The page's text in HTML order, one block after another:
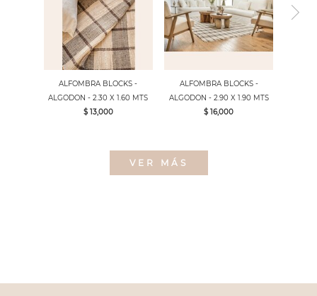
ALFOMBRA BLOCKS -
ALGODON - 2.30 X 1.60 MTS
$ 13,000
ALFOMBRA BLOCKS -
ALGODON - 2.90 X 1.90 MTS
$ 16,000
VER MÁS